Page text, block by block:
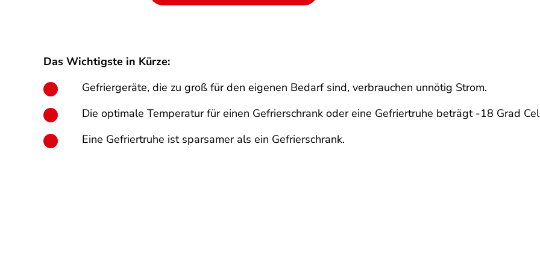
Das Wichtigste in Kürze:
Gefriergeräte, die zu groß für den eigenen Bedarf sind, verbrauchen unnötig Strom.
Die optimale Temperatur für einen Gefrierschrank oder eine Gefriertruhe beträgt -18 Grad
Eine Gefriertruhe ist sparsamer als ein Gefrierschrank.